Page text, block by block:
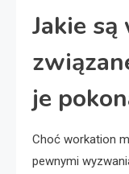
Jakie
je
Choć workation
pewnymi